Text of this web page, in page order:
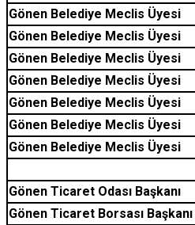
Gönen Belediye Meclis Üyesi
Gönen Belediye Meclis Üyesi
Gönen Belediye Meclis Üyesi
Gönen Belediye Meclis Üyesi
Gönen Belediye Meclis Üyesi
Gönen Belediye Meclis Üyesi
Gönen Belediye Meclis Üyesi
Gönen Ticaret Odası Başkanı
Gönen Ticaret Borsası Başkanı